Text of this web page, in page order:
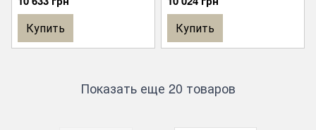
Купить Купить
Показать еще 20 товаров